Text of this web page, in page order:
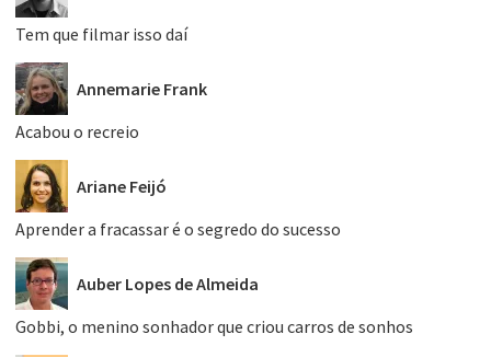
Tem que filmar isso daí
Annemarie Frank
Acabou o recreio
Ariane Feijó
Aprender a fracassar é o segredo do sucesso
Auber Lopes de Almeida
Gobbi, o menino sonhador que criou carros de sonhos